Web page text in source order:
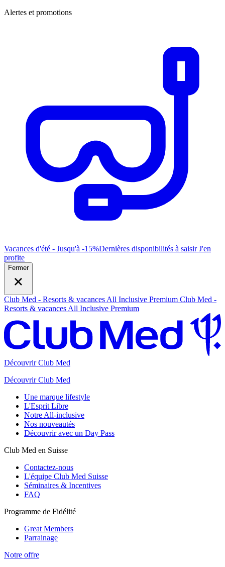
Alertes et promotions
Vacances d'été - Jusqu'à -15%Dernières disponibilités à saisirJ'en
profite
Fermer
Club Med - Resorts & vacances All Inclusive Premium Club Med -
Resorts & vacances All Inclusive Premium
Découvrir Club Med
Découvrir Club Med
Une marque lifestyle
L'Esprit Libre
Notre All-inclusive
Nos nouveautés
Découvrir avec un Day Pass
Club Med en Suisse
Contactez-nous
L'équipe Club Med Suisse
Séminaires & Incentives
FAQ
Programme de Fidélité
Great Members
Parrainage
Notre offre